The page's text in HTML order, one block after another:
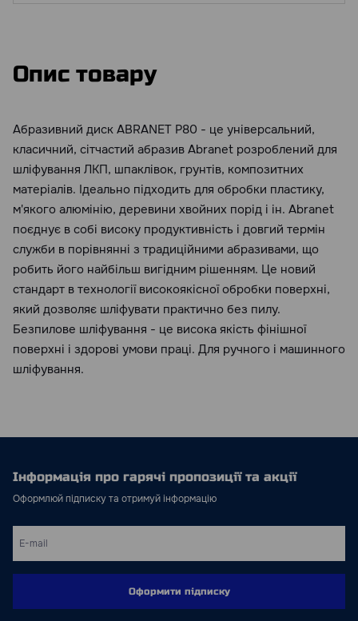
Опис товару
Абразивний диск ABRANET P80 - це універсальний,
класичний, сітчастий абразив Abranet розроблений для
шліфування ЛКП, шпаклівок, грунтів, композитних
матеріалів. Ідеально підходить для обробки пластику,
м'якого алюмінію, деревини хвойних порід і ін. Abranet
поєднує в собі високу продуктивність і довгий термін
служби в порівнянні з традиційними абразивами, що
робить його найбільш вигідним рішенням. Це новий
стандарт в технології високоякісної обробки поверхні,
який дозволяє шліфувати практично без пилу.
Безпилове шліфування - це висока якість фінішної
поверхні і здорові умови праці. Для ручного і машинного
шліфування.
Інформація про гарячі пропозиції та акції
Оформлюй підписку та отримуй інформацію
Оформити підписку